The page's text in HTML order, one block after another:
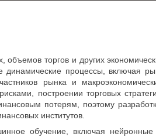
торгов и других
процессы, включая
рынка и
построении торговых
потерям, поэтому
институтов.
обучение, включая